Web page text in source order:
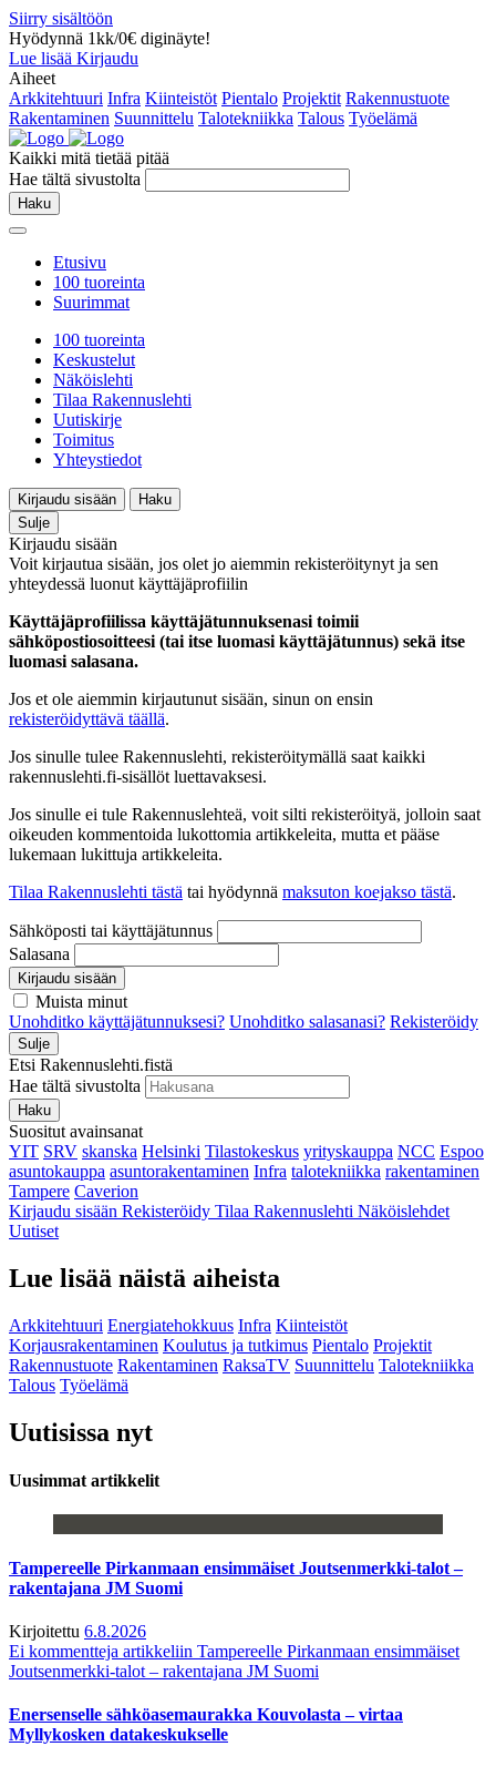
Siirry sisältöön
Hyödynnä 1kk/0€ diginäyte!
Lue lisää Kirjaudu
Aiheet
Arkkitehtuuri Infra Kiinteistöt Pientalo Projektit Rakennustuote
Rakentaminen Suunnittelu Talotekniikka Talous Työelämä
Kaikki mitä tietää pitää
Hae tältä sivustolta
Haku
Etusivu
100 tuoreinta
Suurimmat
100 tuoreinta
Keskustelut
Näköislehti
Tilaa Rakennuslehti
Uutiskirje
Toimitus
Yhteystiedot
Kirjaudu sisään
Haku
Sulje
Kirjaudu sisään
Voit kirjautua sisään, jos olet jo aiemmin rekisteröitynyt ja sen
yhteydessä luonut käyttäjäprofiilin
Käyttäjäprofiilissa käyttäjätunnuksenasi toimii
sähköpostiosoitteesi (tai itse luomasi käyttäjätunnus) sekä itse
luomasi salasana.
Jos et ole aiemmin kirjautunut sisään, sinun on ensin
rekisteröidyttävä täällä.
Jos sinulle tulee Rakennuslehti, rekisteröitymällä saat kaikki
rakennuslehti.fi-sisällöt luettavaksesi.
Jos sinulle ei tule Rakennuslehteä, voit silti rekisteröityä, jolloin saat
oikeuden kommentoida lukottomia artikkeleita, mutta et pääse
lukemaan lukittuja artikkeleita.
Tilaa Rakennuslehti tästä tai hyödynnä maksuton koejakso tästä.
Sähköposti tai käyttäjätunnus
Salasana
Kirjaudu sisään
Muista minut
Unohditko käyttäjätunnuksesi? Unohditko salasanasi? Rekisteröidy
Sulje
Etsi Rakennuslehti.fistä
Hae tältä sivustolta
Haku
Suositut avainsanat
YIT SRV skanska Helsinki Tilastokeskus yrityskauppa NCC Espoo
asuntokauppa asuntorakentaminen Infra talotekniikka rakentaminen
Tampere Caverion
Kirjaudu sisään Rekisteröidy Tilaa Rakennuslehti Näköislehdet
Uutiset
Lue lisää näistä aiheista
Arkkitehtuuri Energiatehokkuus Infra Kiinteistöt
Korjausrakentaminen Koulutus ja tutkimus Pientalo Projektit
Rakennustuote Rakentaminen RaksaTV Suunnittelu Talotekniikka
Talous Työelämä
Uutisissa nyt
Uusimmat artikkelit
Tampereelle Pirkanmaan ensimmäiset Joutsenmerkki-talot –
rakentajana JM Suomi
Kirjoitettu 6.8.2026
Ei kommentteja artikkeliin Tampereelle Pirkanmaan ensimmäiset
Joutsenmerkki-talot – rakentajana JM Suomi
Enersenselle sähköasemaurakka Kouvolasta – virtaa
Myllykosken datakeskukselle